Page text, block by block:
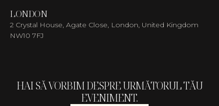
LONDON
2 Crystal House, Agate Close, London, United Kingdom
NW10 7FJ
HAI SĂ VORBIM DESPRE URMĂTORUL TĂU
EVENIMENT.